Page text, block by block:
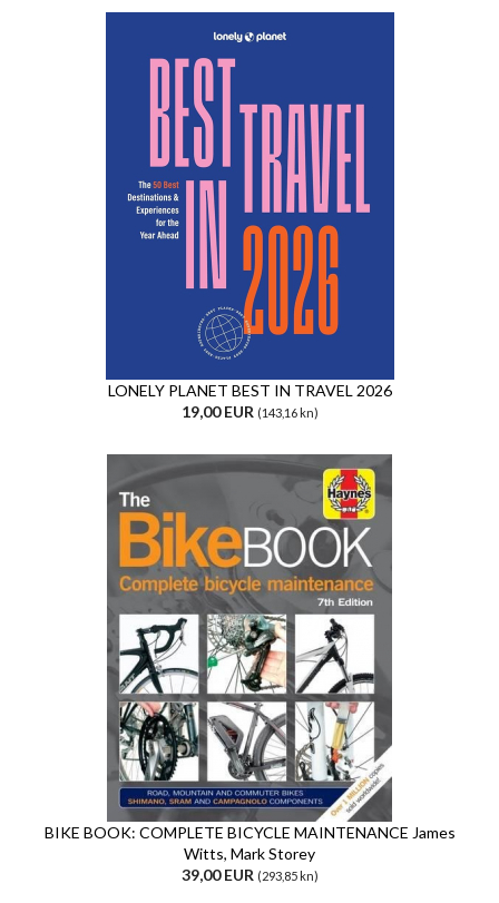
LONELY PLANET BEST IN TRAVEL 2026
19,00 EUR (143,16 kn)
BIKE BOOK: COMPLETE BICYCLE MAINTENANCE James
Witts, Mark Storey
39,00 EUR (293,85 kn)